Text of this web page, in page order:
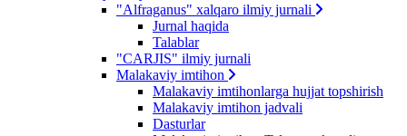
"Alfraganus" xalqaro ilmiy jurnali
Jurnal haqida
Talablar
"CARJIS" ilmiy jurnali
Malakaviy imtihon
Malakaviy imtihonlarga hujjat topshirish
Malakaviy imtihon jadvali
Dasturlar